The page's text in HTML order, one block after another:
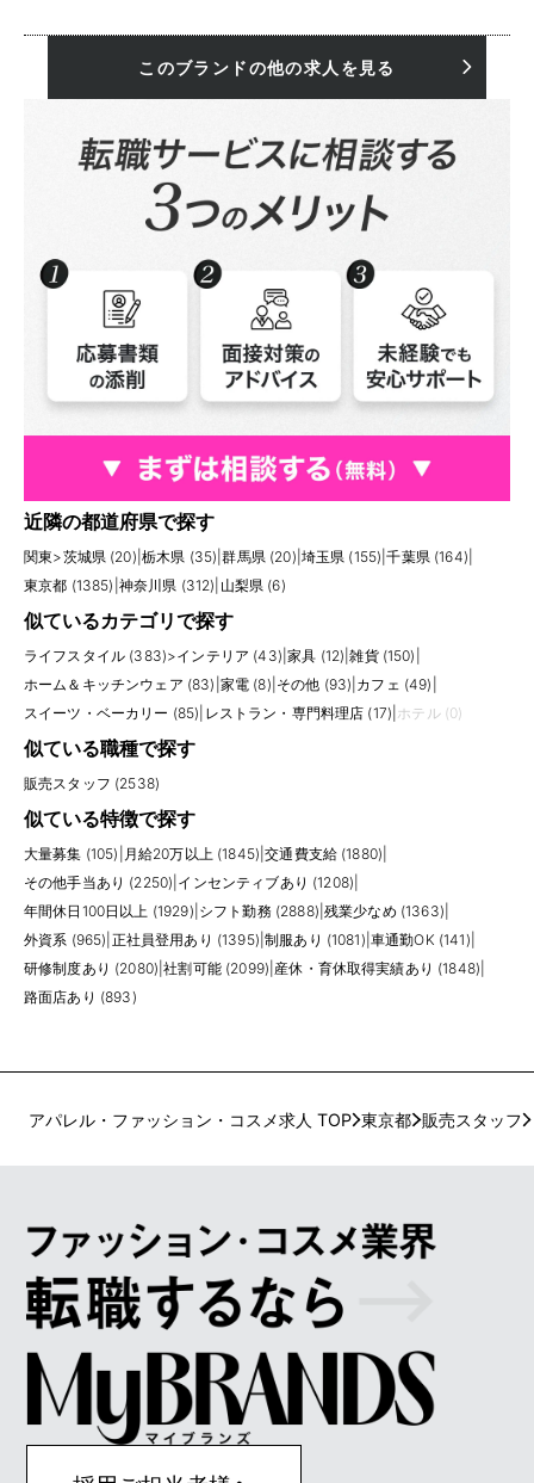
このブランドの他の求人を見る
近隣の都道府県で探す
関東>茨城県 (20) 栃木県 (35) |群馬県 (20) 埼玉県 (155) |千葉県 (164)
東京都 (1385) 神奈川県 (312) 山梨県 (6)
似ているカテゴリで探す
ライフスタイル (383)>インテリア (43) |家具 (12) |雑貨 (150)
ホーム＆キッチンウェア (83) 家電 (8) その他 (93) カフェ (49)
スイーツ・ベーカリー (85) レストラン・専門料理店 (17) ホテル (0)
似ている職種で探す
販売スタッフ (2538)
似ている特徴で探す
大量募集 (105) 月給20万以上 (1845) |交通費支給 (1880)
その他手当あり (2250) インセンティブあり (1208)
年間休日100日以上 (1929) シフト勤務 (2888) 残業少なめ (1363)
外資系 (965) 正社員登用あり (1395) |制服あり (1081) 車通勤OK (141)
研修制度あり (2080) |社割可能 (2099) 産休・育休取得実績あり (1848)
路面店あり (893)
アパレル・ファッション・コスメ求人 TOP 東京都 販売スタッフ